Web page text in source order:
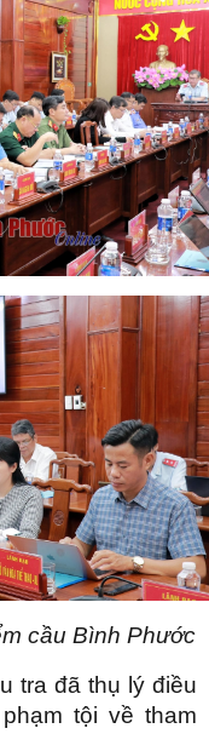
cầu Bình Phước
tra đã thụ lý điều
tội về tham